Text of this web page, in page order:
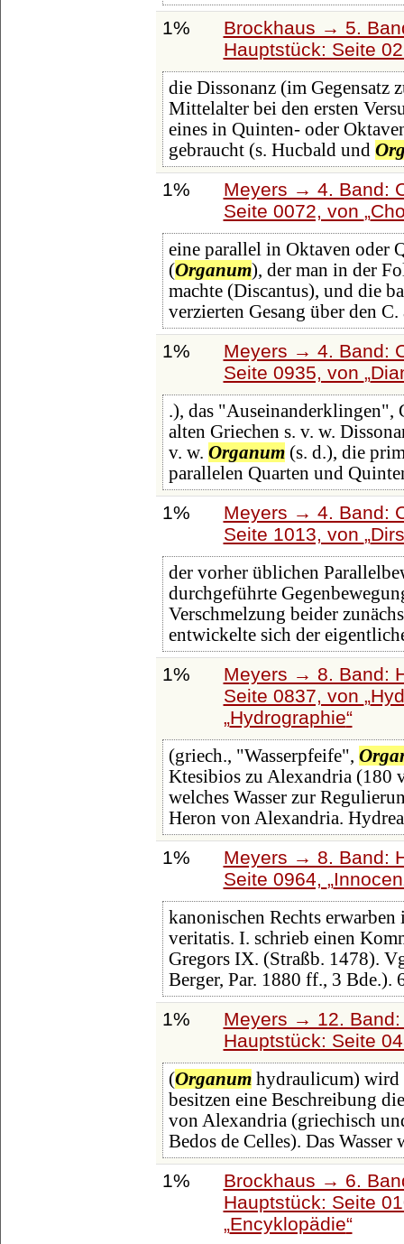
1%
Brockhaus → 5.
Hauptstück: Seite
die Dissonanz (im Gegensatz
Mittelalter bei den ersten
eines in Quinten- oder
gebraucht (s. Hucbald und
1%
Meyers → 4. Band:
Seite 0072, von
eine parallel in Oktaven oder
(Organum), der man in der
machte (Discantus), und die
verzierten Gesang über den
1%
Meyers → 4. Band:
Seite 0935, von
.), das "Auseinanderklingen",
alten Griechen s. v. w.
v. w. Organum(s. d.), die
parallelen Quarten und
1%
Meyers → 4. Band:
Seite 1013, von
der vorher üblichen
durchgeführte
Verschmelzung beider
entwickelte sich der
1%
Meyers → 8. Band:
Seite 0837, von
Hydrographie
(griech., "Wasserpfeife",
Ktesibios zu Alexandria (180
welches Wasser zur
Heron von Alexandria. Hydrea
1%
Meyers → 8. Band:
Seite 0964,
kanonischen Rechts
veritatis. I. schrieb einen
Gregors IX. (Straßb. 1478).
Berger, Par. 1880 ff., 3 Bde.).
1%
Meyers → 12.
Hauptstück: Seite
(Organumhydraulicum) wird
besitzen eine Beschreibung
von Alexandria (griechisch
Bedos de Celles). Das Wasser
1%
Brockhaus → 6.
Hauptstück: Seite
Encyklopädie